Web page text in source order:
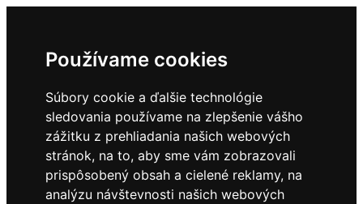
Používame cookies
Súbory cookie a ďalšie technológie
sledovania používame na zlepšenie vášho
zážitku z prehliadania našich webových
stránok, na to, aby sme vám zobrazovali
prispôsobený obsah a cielené reklamy, na
analýzu návštevnosti našich webových